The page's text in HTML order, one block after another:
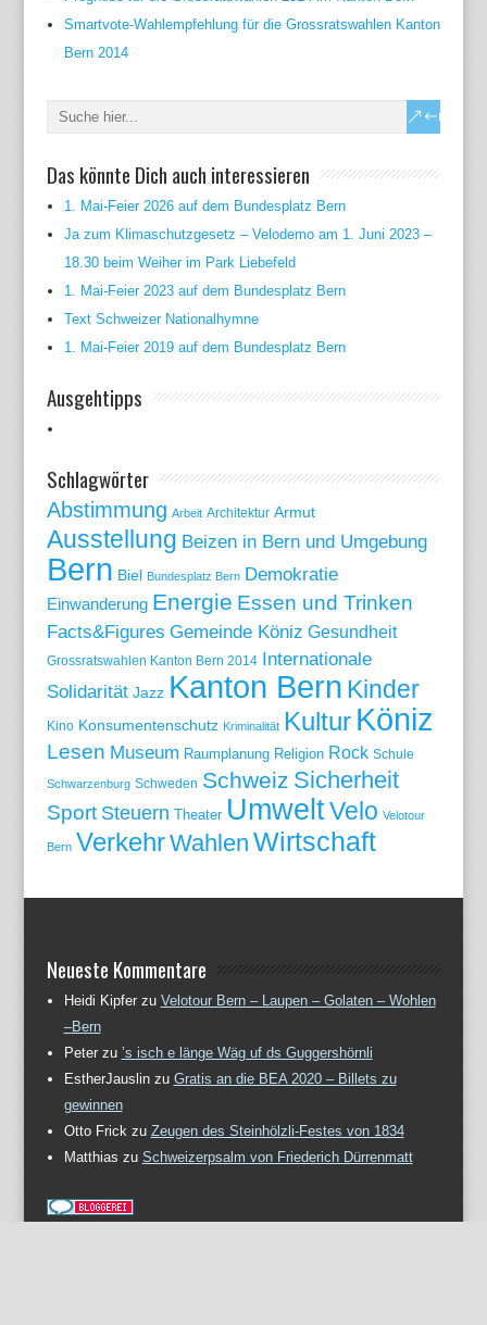
Smartvote-Wahlempfehlung für die Grossratswahlen Kanton
Bern 2014
Das könnte Dich auch interessieren
1. Mai-Feier 2026 auf dem Bundesplatz Bern
Ja zum Klimaschutzgesetz – Velodemo am 1. Juni 2023 –
18.30 beim Weiher im Park Liebefeld
1. Mai-Feier 2023 auf dem Bundesplatz Bern
Text Schweizer Nationalhymne
1. Mai-Feier 2019 auf dem Bundesplatz Bern
Ausgehtipps
Schlagwörter
Abstimmung Arbeit Architektur Armut
Ausstellung Beizen in Bern und Umgebung
Bern Biel Bundesplatz Bern Demokratie
Einwanderung Energie Essen und Trinken
Facts&Figures Gemeinde Köniz Gesundheit
Grossratswahlen Kanton Bern 2014
Internationale
Solidarität Jazz Kanton Bern Kinder
Kino Konsumentenschutz Kriminalität Kultur Köniz
Lesen Museum Raumplanung Religion Rock Schule
Schwarzenburg Schweden Schweiz Sicherheit
Sport Steuern Theater UmweltVelo Velotour
Bern VerkehrWahlen Wirtschaft
Neueste Kommentare
Heidi Kipferzu Velotour Bern – Laupen – Golaten – Wohlen
–Bern
Peterzu ’s isch e länge Wäg uf ds Guggershörnli
EstherJauslinzu Gratis an die BEA 2020 – Billets zu
gewinnen
Otto Frickzu Zeugen des Steinhölzli-Festes von 1834
Matthias zu Schweizerpsalm von Friederich Dürrenmatt